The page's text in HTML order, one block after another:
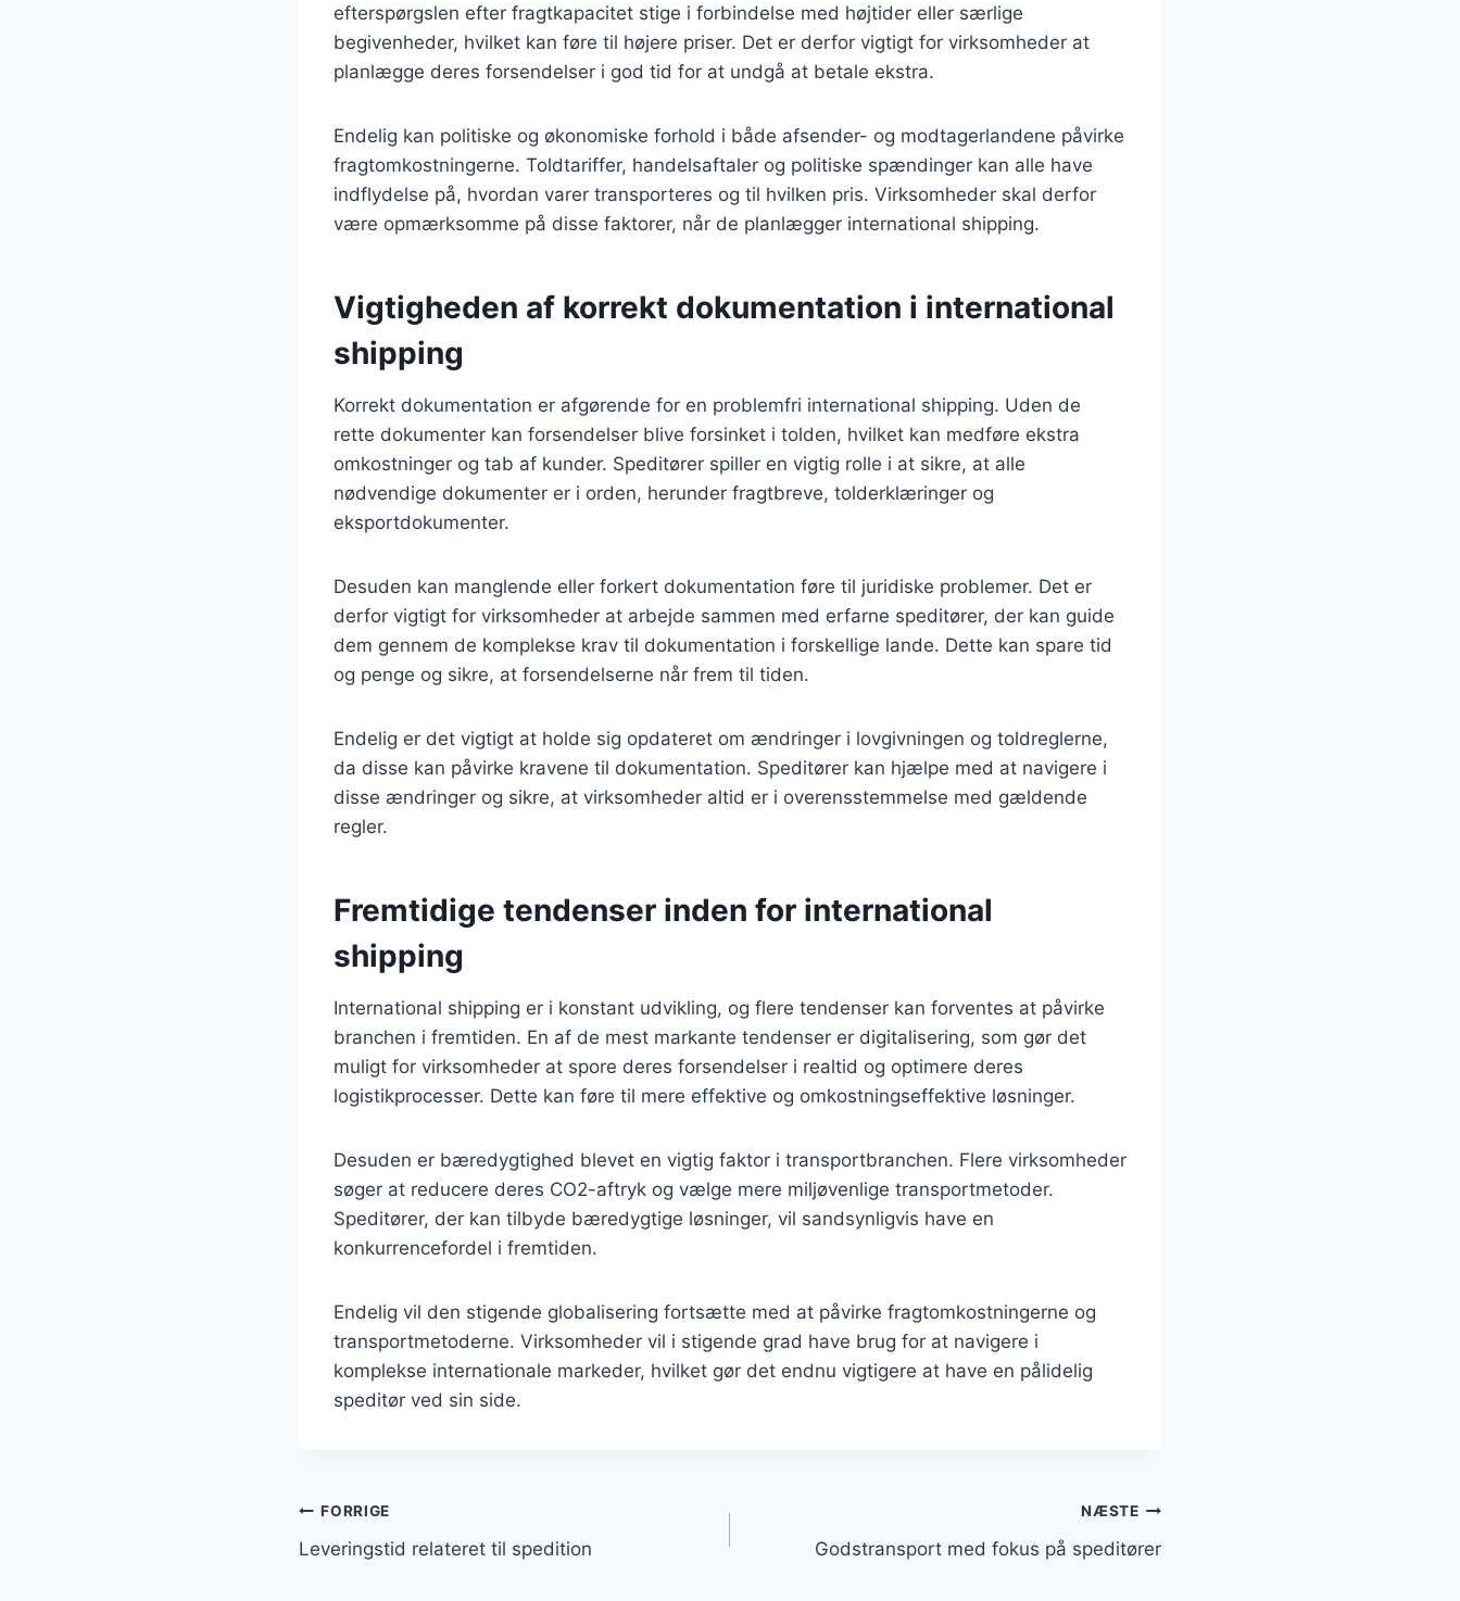
efterspørgslen efter fragtkapacitet stige i forbindelse med højtider eller særlige
begivenheder, hvilket kan føre til højere priser. Det er derfor vigtigt for virksomheder at
planlægge deres forsendelser i god tid for at undgå at betale ekstra.
Endelig kan politiske og økonomiske forhold i både afsender- og modtagerlandene påvirke
fragtomkostningerne. Toldtariffer, handelsaftaler og politiske spændinger kan alle have
indflydelse på, hvordan varer transporteres og til hvilken pris. Virksomheder skal derfor
være opmærksomme på disse faktorer, når de planlægger international shipping.
Vigtigheden af korrekt dokumentation i international
shipping
Korrekt dokumentation er afgørende for en problemfri international shipping. Uden de
rette dokumenter kan forsendelser blive forsinket i tolden, hvilket kan medføre ekstra
omkostninger og tab af kunder. Speditører spiller en vigtig rolle i at sikre, at alle
nødvendige dokumenter er i orden, herunder fragtbreve, tolderklæringer og
eksportdokumenter.
Desuden kan manglende eller forkert dokumentation føre til juridiske problemer. Det er
derfor vigtigt for virksomheder at arbejde sammen med erfarne speditører, der kan guide
dem gennem de komplekse krav til dokumentation i forskellige lande. Dette kan spare tid
og penge og sikre, at forsendelserne når frem til tiden.
Endelig er det vigtigt at holde sig opdateret om ændringer i lovgivningen og toldreglerne,
da disse kan påvirke kravene til dokumentation. Speditører kan hjælpe med at navigere i
disse ændringer og sikre, at virksomheder altid er i overensstemmelse med gældende
regler.
Fremtidige tendenser inden for international
shipping
International shipping er i konstant udvikling, og flere tendenser kan forventes at påvirke
branchen i fremtiden. En af de mest markante tendenser er digitalisering, som gør det
muligt for virksomheder at spore deres forsendelser i realtid og optimere deres
logistikprocesser. Dette kan føre til mere effektive og omkostningseffektive løsninger.
Desuden er bæredygtighed blevet en vigtig faktor i transportbranchen. Flere virksomheder
søger at reducere deres CO2-aftryk og vælge mere miljøvenlige transportmetoder.
Speditører, der kan tilbyde bæredygtige løsninger, vil sandsynligvis have en
konkurrencefordel i fremtiden.
Endelig vil den stigende globalisering fortsætte med at påvirke fragtomkostningerne og
transportmetoderne. Virksomheder vil i stigende grad have brug for at navigere i
komplekse internationale markeder, hvilket gør det endnu vigtigere at have en pålidelig
speditør ved sin side.
Indlægsnavigation
FORRIGE
Leveringstid relateret til spedition
NÆSTE
Godstransport med fokus på speditører